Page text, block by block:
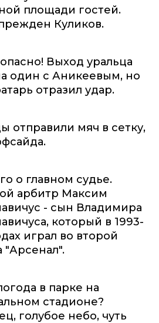
площади гостей.
Куликов.
Выход уральца
один с Аникеевым, но
отразил удар.
отправили мяч в сетку,
о главном судье.
арбитр Максим
- сын Владимира
который в 1993-
играл во второй
"Арсенал".
в парке на
стадионе?
голубое небо, чуть